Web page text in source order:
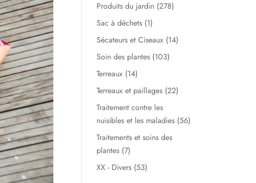
Produits du jardin (278)
Sac à déchets (1)
Sécateurs et Ciseaux (14)
Soin des plantes (103)
Terreaux (14)
Terreaux et paillages (22)
Traitement contre les
nuisibles et les maladies (56)
Traitements et soins des
plantes (7)
XX - Divers (53)